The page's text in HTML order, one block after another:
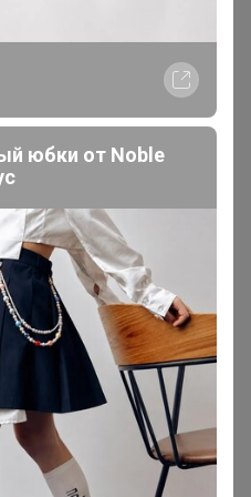
флакон духов «Patrice
заранее благодарю за
СВЕЖАЯ Морская
происхождения
отправить в любой
- не принципиально
юбки от Nоblе